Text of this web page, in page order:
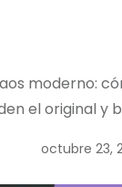
moderno:
el original y
octubre 23,